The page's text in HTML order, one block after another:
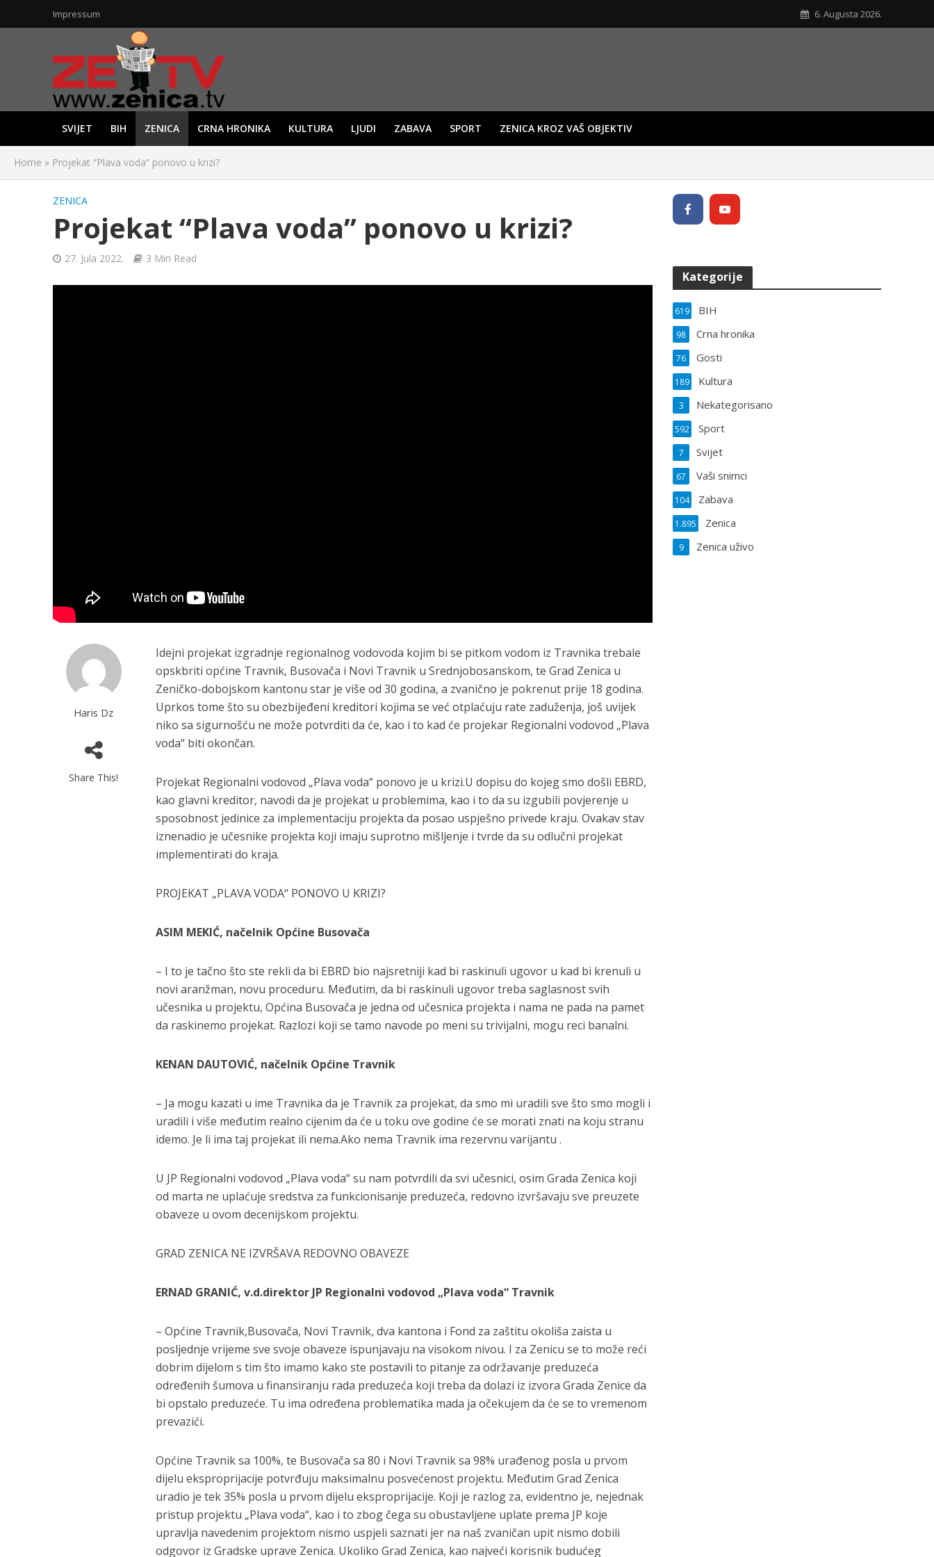
Impressum 6. Augusta 2026.
SVIJET BIH ZENICA CRNA HRONIKA KULTURA LJUDI ZABAVA SPORT ZENICA KROZ VAŠ OBJEKTIV
Home » Projekat “Plava voda” ponovo u krizi?
ZENICA
Projekat “Plava voda” ponovo u krizi?
27. Jula 2022. 3 Min Read
Haris Dz
Share This!
Idejni projekat izgradnje regionalnog vodovoda kojim bi se pitkom vodom iz Travnika trebale
opskbriti općine Travnik, Busovača i Novi Travnik u Srednjobosanskom, te Grad Zenica u
Zeničko-dobojskom kantonu star je više od 30 godina, a zvanično je pokrenut prije 18 godina.
Uprkos tome što su obezbijeđeni kreditori kojima se već otplaćuju rate zaduženja, još uvijek
niko sa sigurnošću ne može potvrditi da će, kao i to kad će projekar Regionalni vodovod „Plava
voda“ biti okončan.
Projekat Regionalni vodovod „Plava voda“ ponovo je u krizi.U dopisu do kojeg smo došli EBRD,
kao glavni kreditor, navodi da je projekat u problemima, kao i to da su izgubili povjerenje u
sposobnost jedinice za implementaciju projekta da posao uspješno privede kraju. Ovakav stav
iznenadio je učesnike projekta koji imaju suprotno mišljenje i tvrde da su odlučni projekat
implementirati do kraja.
PROJEKAT „PLAVA VODA“ PONOVO U KRIZI?
ASIM MEKIĆ, načelnik Općine Busovača
– I to je tačno što ste rekli da bi EBRD bio najsretniji kad bi raskinuli ugovor u kad bi krenuli u
novi aranžman, novu proceduru. Međutim, da bi raskinuli ugovor treba saglasnost svih
učesnika u projektu, Općina Busovača je jedna od učesnica projekta i nama ne pada na pamet
da raskinemo projekat. Razlozi koji se tamo navode po meni su trivijalni, mogu reci banalni.
KENAN DAUTOVIĆ, načelnik Općine Travnik
– Ja mogu kazati u ime Travnika da je Travnik za projekat, da smo mi uradili sve što smo mogli i
uradili i više međutim realno cijenim da će u toku ove godine će se morati znati na koju stranu
idemo. Je li ima taj projekat ili nema.Ako nema Travnik ima rezervnu varijantu .
U JP Regionalni vodovod „Plava voda“ su nam potvrdili da svi učesnici, osim Grada Zenica koji
od marta ne uplaćuje sredstva za funkcionisanje preduzeća, redovno izvršavaju sve preuzete
obaveze u ovom decenijskom projektu.
GRAD ZENICA NE IZVRŠAVA REDOVNO OBAVEZE
ERNAD GRANIĆ, v.d.direktor JP Regionalni vodovod „Plava voda“ Travnik
– Općine Travnik,Busovača, Novi Travnik, dva kantona i Fond za zaštitu okoliša zaista u
posljednje vrijeme sve svoje obaveze ispunjavaju na visokom nivou. I za Zenicu se to može reći
dobrim dijelom s tim što imamo kako ste postavili to pitanje za održavanje preduzeća
određenih šumova u finansiranju rada preduzeća koji treba da dolazi iz izvora Grada Zenice da
bi opstalo preduzeće. Tu ima određena problematika mada ja očekujem da će se to vremenom
prevazići.
Općine Travnik sa 100%, te Busovača sa 80 i Novi Travnik sa 98% urađenog posla u prvom
dijelu eksproprijacije potvrđuju maksimalnu posvećenost projektu. Međutim Grad Zenica
uradio je tek 35% posla u prvom dijelu eksproprijacije. Koji je razlog za, evidentno je, nejednak
pristup projektu „Plava voda“, kao i to zbog čega su obustavljene uplate prema JP koje
upravlja navedenim projektom nismo uspjeli saznati jer na naš zvaničan upit nismo dobili
odgovor iz Gradske uprave Zenica. Ukoliko Grad Zenica, kao najveći korisnik budućeg
Kategorije
BIH
619
Crna hronika
98
Gosti
76
Kultura
189
Nekategorisano
3
Sport
592
Svijet
7
Vaši snimci
67
Zabava
104
Zenica
1.895
Zenica uživo
9